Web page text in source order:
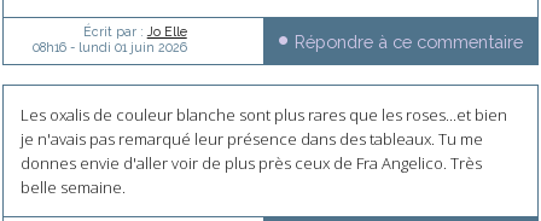
Écrit par : Jo Elle
08h16- lundi 01 juin 2026 Répondre à ce commentaire
Les oxalis de couleur blanche sont plus rares que les roses...et bien
je n'avais pas remarqué leur présence dans des tableaux. Tu me
donnes envie d'aller voir de plus près ceux de Fra Angelico. Très
belle semaine.